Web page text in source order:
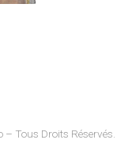
Tous Droits Réservés.